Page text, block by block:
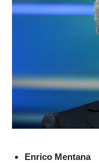
Enrico Mentana